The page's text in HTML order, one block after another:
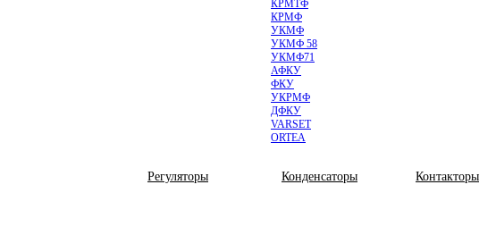
КРМТФ
КРМФ
УКМФ
УКМФ 58
УКМФ71
АФКУ
ФКУ
УКРМФ
ДФКУ
VARSET
ORTEA
Регуляторы Конденсаторы Контакторы